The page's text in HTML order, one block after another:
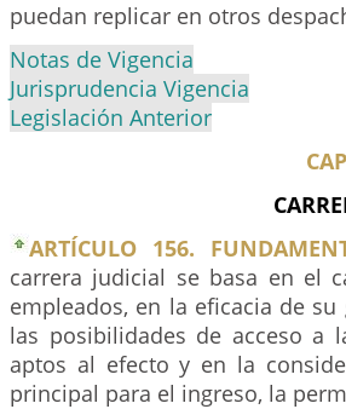
puedan replicar en otros
Notas de Vigencia
Jurisprudencia Vigencia
Legislación Anterior
ARTÍCULO 156.
carrera judicial se basa en el
empleados, en la eficacia de
las posibilidades de acceso a
aptos al efecto y en la
principal para el ingreso, la